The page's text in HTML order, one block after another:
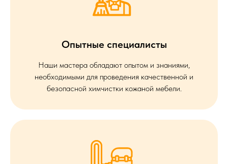
Опытные специалисты
Наши мастера обладают опытом и знаниями,
необходимыми для проведения качественной и
безопасной химчистки кожаной мебели.